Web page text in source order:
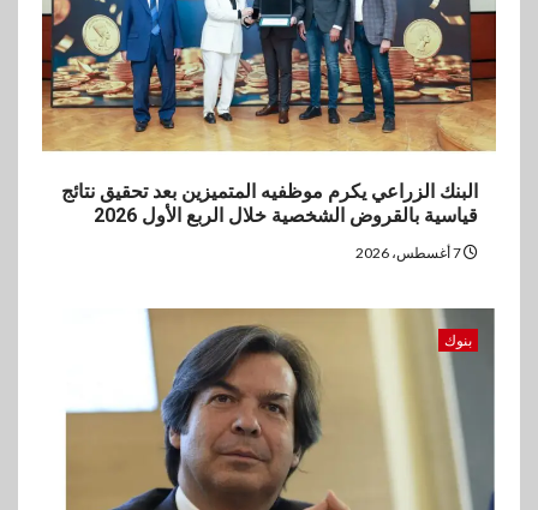
العروض المجانية
البنك الزراعي يكرم موظفيه المتميزين بعد تحقيق نتائج
قياسية بالقروض الشخصية خلال الربع الأول 2026
بنوك